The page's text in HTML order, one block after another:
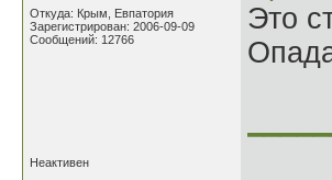
Откуда: Крым, Евпатория
Зарегистрирован: 2006-09-09
Сообщений: 12766
Это
Неактивен